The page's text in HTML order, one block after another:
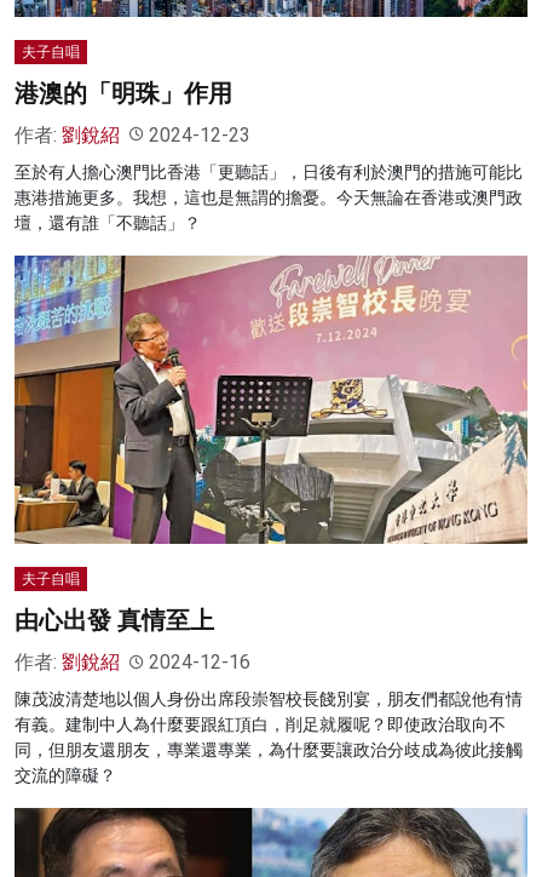
夫子自唱
港澳的「明珠」作用
作者: 劉銳紹 2024-12-23
至於有人擔心澳門比香港「更聽話」，日後有利於澳門的措施可能比
惠港措施更多。我想，這也是無謂的擔憂。今天無論在香港或澳門政
壇，還有誰「不聽話」？
夫子自唱
由心出發 真情至上
作者: 劉銳紹 2024-12-16
陳茂波清楚地以個人身份出席段崇智校長餞別宴，朋友們都說他有情
有義。建制中人為什麼要跟紅頂白，削足就履呢？即使政治取向不
同，但朋友還朋友，專業還專業，為什麼要讓政治分歧成為彼此接觸
交流的障礙？